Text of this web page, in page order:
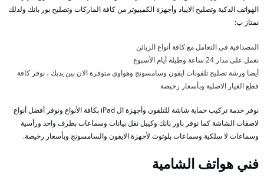
الهواتف الذكية وتصليح الايباد وأجهزة الكمبيوتر من كافة الماركات وتصليح بور بانك ولذلك
نمتاز ب:
المصداقية في التعامل مع كافة أنواع الزبائن
نعمل على مدار 24 ساعة وطيلة أيام الأسبوع
أيضا ورشة تصليح تلفونات ايفون وسامسونج وهواوي متوفرة الان بين يديك ، نوفر كافة
قطع الغيار الاصلية وبأسعار رخيصة
نوفر خدمة تركيب حماية شاشة للتلفون وأجهزة ال iPad بكافة الأنواع ونوفر أفضل أنواع
لاصقات الشاشة كما نوفر باور بانك وكيبل نقل بيانات وسماعات بطرف واحد ورأسية
وسماعات لا سلكية وسماعات بلوتوث لأجهزة الايفون والسامسونج وبأسعار رخيصة.
فني هواتف الشامية